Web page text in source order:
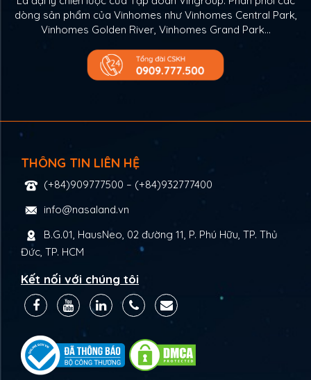
dòng sản phẩm của Vinhomes như Vinhomes Central Park,
Vinhomes Golden River, Vinhomes Grand Park…
THÔNG TIN LIÊN HỆ
(+84)909777500 – (+84)932777400
info@nasaland.vn
B.G.01, HausNeo, 02 đường 11, P. Phú Hữu, TP. Thủ
Đức, TP. HCM
Kết nối với chúng tôi